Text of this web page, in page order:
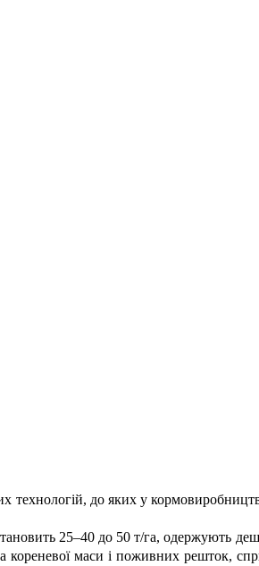
до яких у
25–40 до 50 т/га, одержують
маси і поживних решток,